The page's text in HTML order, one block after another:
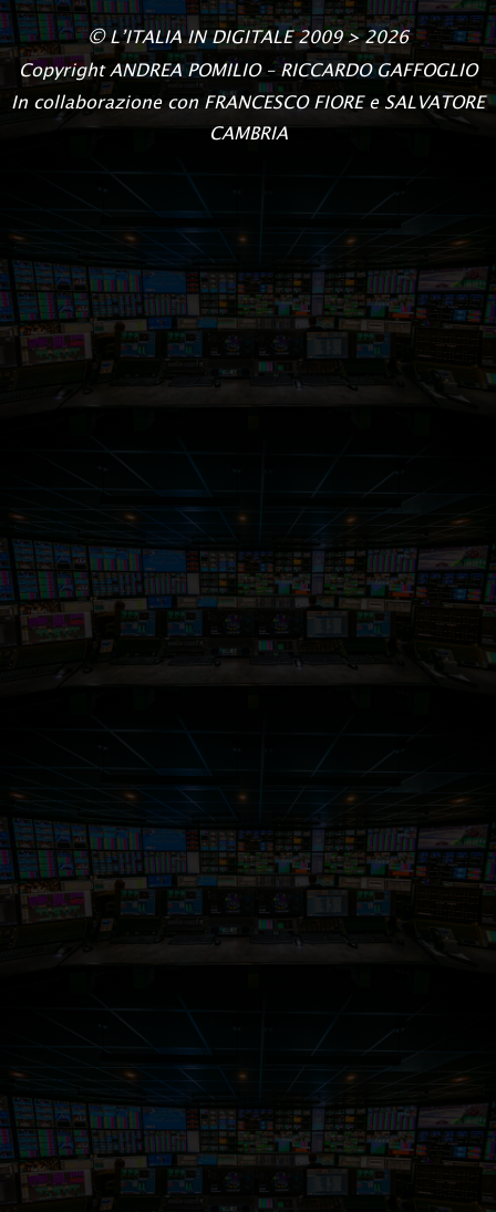
© L’ITALIA IN DIGITALE2009 > 2026
Copyright ANDREA POMILIO – RICCARDO GAFFOGLIO
In collaborazione con FRANCESCO FIORE e SALVATORE
CAMBRIA